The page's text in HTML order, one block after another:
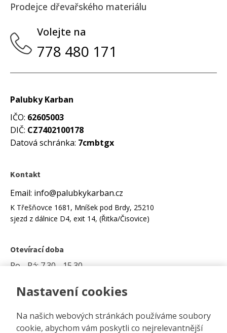
Prodejce dřevařského materiálu
Volejte na
778 480 171
Palubky Karban
IČO: 62605003
DIČ: CZ7402100178
Datová schránka: 7cmbtgx
Kontakt
Email: info@palubkykarban.cz
K Třešňovce 1681, Mníšek pod Brdy, 25210
sjezd z dálnice D4, exit 14, (Řitka/Čisovice)
Otevírací doba
Po - Pá: 7.30 - 15.30
Možnost platby kartou na prodejně.
Nastavení cookies
Na našich webových stránkách používáme soubory
cookie, abychom vám poskytli co nejrelevantnější